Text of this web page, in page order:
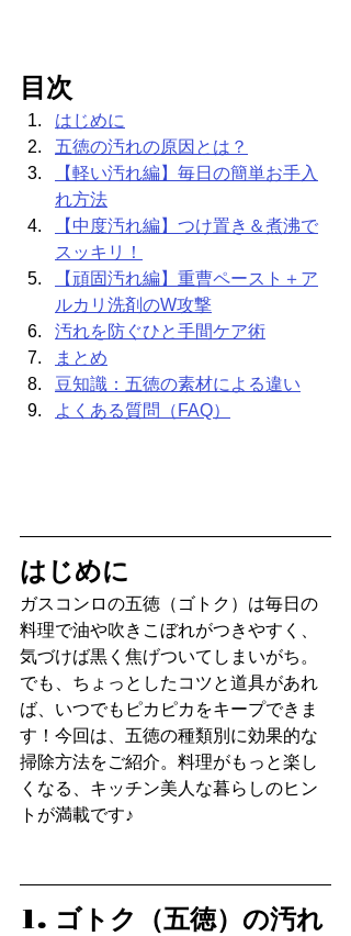
目次
はじめに
五徳の汚れの原因とは？
【軽い汚れ編】毎日の簡単お手入
れ方法
【中度汚れ編】つけ置き＆煮沸で
スッキリ！
【頑固汚れ編】重曹ペースト＋ア
ルカリ洗剤のW攻撃
汚れを防ぐひと手間ケア術
まとめ
豆知識：五徳の素材による違い
よくある質問（FAQ）
はじめに
ガスコンロの五徳（ゴトク）は毎日の
料理で油や吹きこぼれがつきやすく、
気づけば黒く焦げついてしまいがち。
でも、ちょっとしたコツと道具があれ
ば、いつでもピカピカをキープできま
す！今回は、五徳の種類別に効果的な
掃除方法をご紹介。料理がもっと楽し
くなる、キッチン美人な暮らしのヒン
トが満載です♪
1. ゴトク（五徳）の汚れ